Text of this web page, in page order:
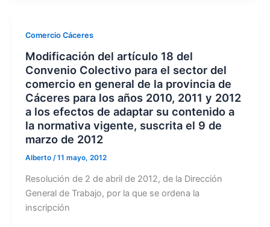
Comercio Cáceres
Modificación del artículo 18 del
Convenio Colectivo para el sector del
comercio en general de la provincia de
Cáceres para los años 2010, 2011 y 2012
a los efectos de adaptar su contenido a
la normativa vigente, suscrita el 9 de
marzo de 2012
Alberto /11 mayo, 2012
Resolución de 2 de abril de 2012, de la Dirección
General de Trabajo, por la que se ordena la
inscripción